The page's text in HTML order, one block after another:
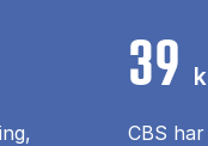
39
CBS